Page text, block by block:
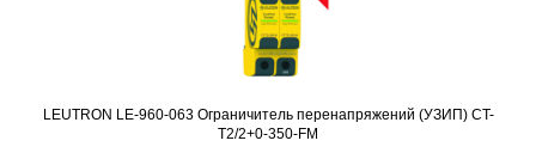
Подробнее
LEUTRON LE-960-063 Ограничитель перенапряжений (УЗИП) CT-
T2/2+0-350-FM